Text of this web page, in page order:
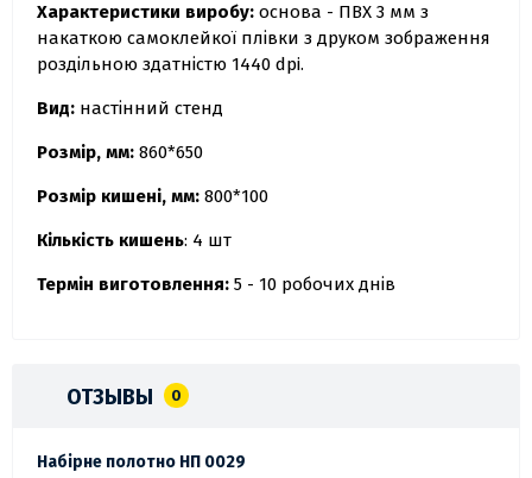
Характеристики виробу: основа - ПВХ 3 мм з
накаткою самоклейкої плівки з друком зображення
роздільною здатністю 1440 dpi.
Вид: настінний стенд
Розмір, мм: 860*650
Розмір кишені, мм: 800*100
Кількість кишень: 4 шт
Термін виготовлення: 5 - 10 робочих днів
ОТЗЫВЫ 0
Набірне полотно НП 0029